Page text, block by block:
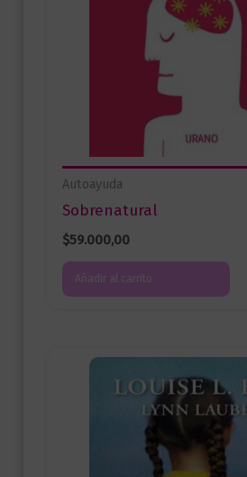
Autoayuda
Sobrenatural
$59.000,00
Añadir al carrito